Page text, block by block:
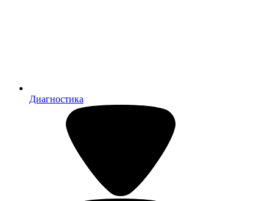
Диагностика